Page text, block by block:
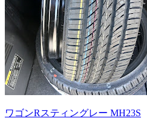
ワゴンRスティングレー MH23S